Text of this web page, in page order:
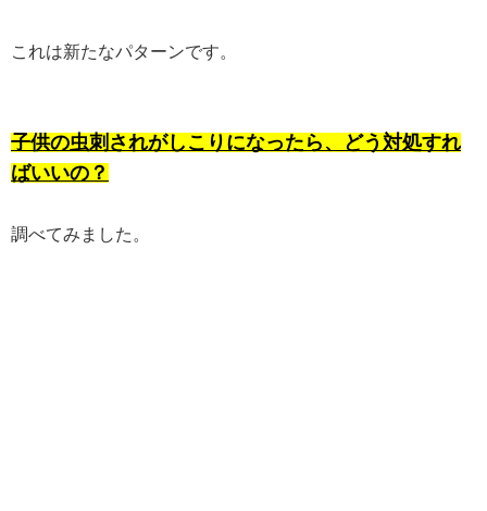
これは新たなパターンです。
子供の虫刺されがしこりになったら、どう対処すれ
ばいいの？
調べてみました。